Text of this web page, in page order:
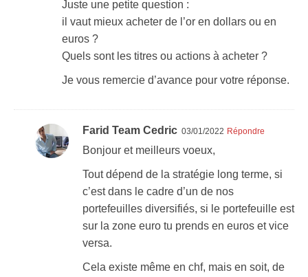
Juste une petite question :
il vaut mieux acheter de l’or en dollars ou en
euros ?
Quels sont les titres ou actions à acheter ?
Je vous remercie d’avance pour votre réponse.
Farid Team Cedric 03/01/2022 Répondre
Bonjour et meilleurs voeux,
Tout dépend de la stratégie long terme, si
c’est dans le cadre d’un de nos
portefeuilles diversifiés, si le portefeuille est
sur la zone euro tu prends en euros et vice
versa.
Cela existe même en chf, mais en soit, de